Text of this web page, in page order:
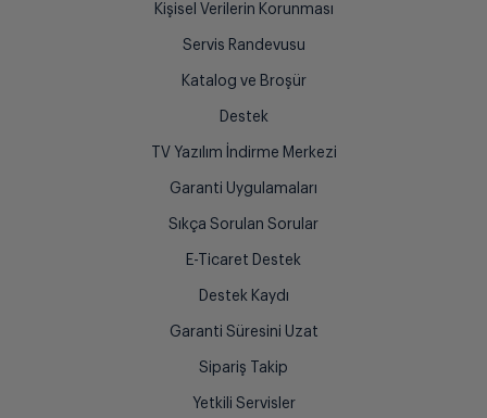
Kişisel Verilerin Korunması
Servis Randevusu
Katalog ve Broşür
Destek
TV Yazılım İndirme Merkezi
Garanti Uygulamaları
Sıkça Sorulan Sorular
E-Ticaret Destek
Destek Kaydı
Garanti Süresini Uzat
Sipariş Takip
Yetkili Servisler